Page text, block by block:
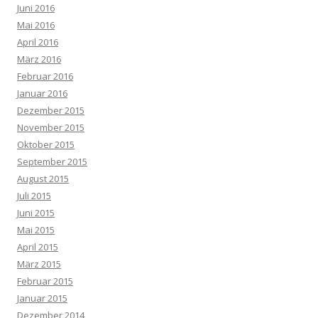
Juni 2016
Mai 2016
April 2016
März 2016
Februar 2016
Januar 2016
Dezember 2015
November 2015
Oktober 2015
September 2015
August 2015
Juli 2015
Juni 2015
Mai 2015
April 2015
März 2015
Februar 2015
Januar 2015
Dezember 2014